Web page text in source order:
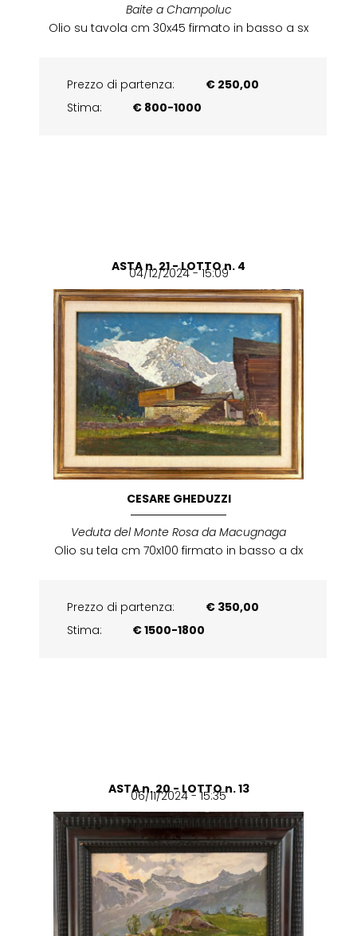
Baite a Champoluc
Olio su tavola cm 30x45 firmato in basso a sx
Prezzo di partenza:
€ 250,00
Stima:
€ 800-1000
ASTA n. 21 - LOTTO n. 4
04/12/2024 - 15:09
CESARE GHEDUZZI
Veduta del Monte Rosa da Macugnaga
Olio su tela cm 70x100 firmato in basso a dx
Prezzo di partenza:
€ 350,00
Stima:
€ 1500-1800
ASTA n. 20 - LOTTO n. 13
06/11/2024 - 15:35